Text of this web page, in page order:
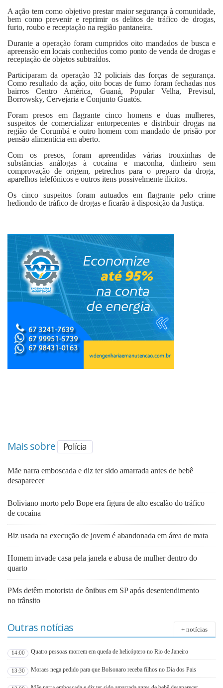
A ação tem como objetivo prestar maior segurança à comunidade,
bem como prevenir e reprimir os delitos de tráfico de drogas,
furto, roubo e receptação na região pantaneira.
Durante a operação foram cumpridos oito mandados de busca e
apreensão em locais conhecidos como ponto de venda de drogas e
receptação de objetos subtraídos.
Participaram da operação 32 policiais das forças de segurança.
Como resultado da ação, oito bocas de fumo foram fechadas nos
bairros Centro América, Guaná, Popular Velha, Previsul,
Borrowsky, Cervejaria e Conjunto Guatós.
Foram presos em flagrante cinco homens e duas mulheres,
suspeitos de comercializar entorpecentes e distribuir drogas na
região de Corumbá e outro homem com mandado de prisão por
pensão alimentícia em aberto.
Com os presos, foram apreendidas várias trouxinhas de
substâncias análogas à cocaína e maconha, dinheiro sem
comprovação de origem, petrechos para o preparo da droga,
aparelhos telefônicos e outros itens possivelmente ilícitos.
Os cinco suspeitos foram autuados em flagrante pelo crime
hediondo de tráfico de drogas e ficarão à disposição da Justiça.
Mais sobre Polícia
Mãe narra emboscada e diz ter sido amarrada antes de bebê
desaparecer
Boliviano morto pelo Bope era figura de alto escalão do tráfico
de cocaína
Biz usada na execução de jovem é abandonada em área de mata
Homem invade casa pela janela e abusa de mulher dentro do
quarto
PMs detêm motorista de ônibus em SP após desentendimento
no trânsito
Outras notícias + notícias
14:00 Quatro pessoas morrem em queda de helicóptero no Rio de Janeiro
13:30 Moraes nega pedido para que Bolsonaro receba filhos no Dia dos Pais